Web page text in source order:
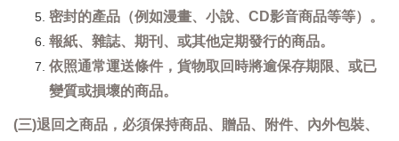
密封的產品（例如漫畫、小說、CD影音商品等等）。
報紙、雜誌、期刊、或其他定期發行的商品。
依照通常運送條件，貨物取回時將逾保存期限、或已
變質或損壞的商品。
(三)退回之商品，必須保持商品、贈品、附件、內外包裝、